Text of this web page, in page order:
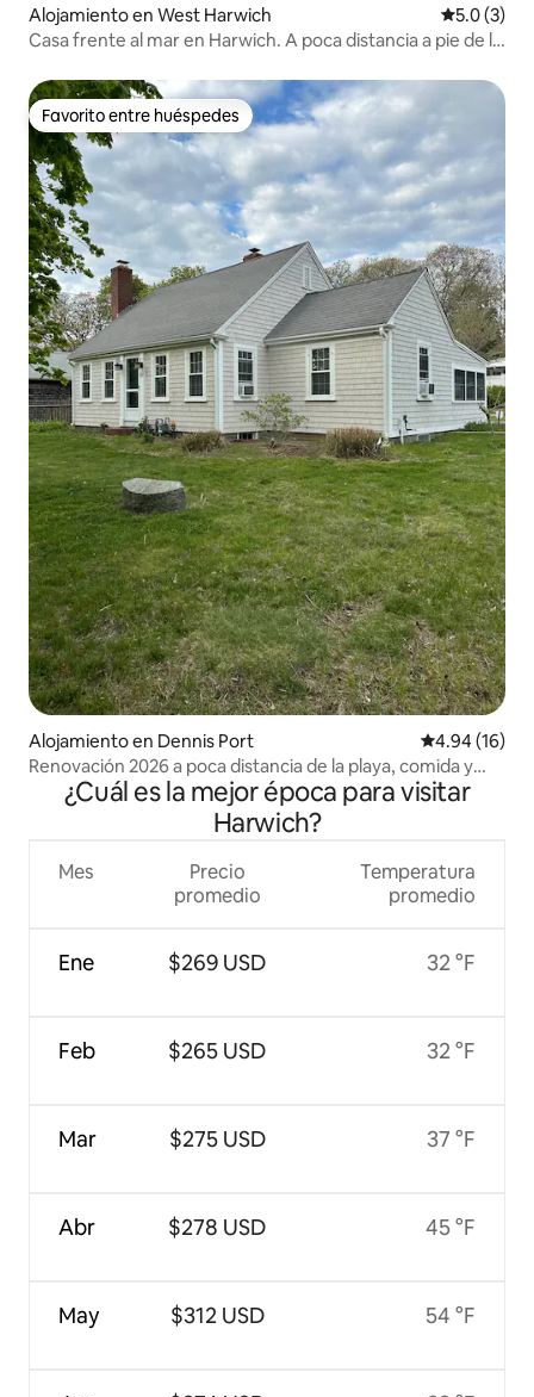
Alojamiento en West Harwich
5.0 (3)
Casa frente al mar en Harwich. A poca distancia a pie de la
Favorito entre huéspedes
Favorito entre huéspedes
Alojamiento en Dennis Port Calificación
4.94 (16)
Renovación 2026 a poca distancia de la playa, comida y
tiendas¿Cuál es la mejor época para visitar
Harwich?
Mes
Ene
Feb
Mar
Abr
May
Precio
promedio
$269 USD
$265 USD
$275 USD
$278 USD
$312 USD
Temperatura
promedio
32 °F
32 °F
37 °F
45 °F
54 °F